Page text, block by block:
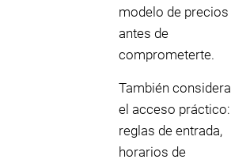
modelo de precios
antes de
comprometerte.
También considera
el acceso práctico:
reglas de entrada,
horarios de